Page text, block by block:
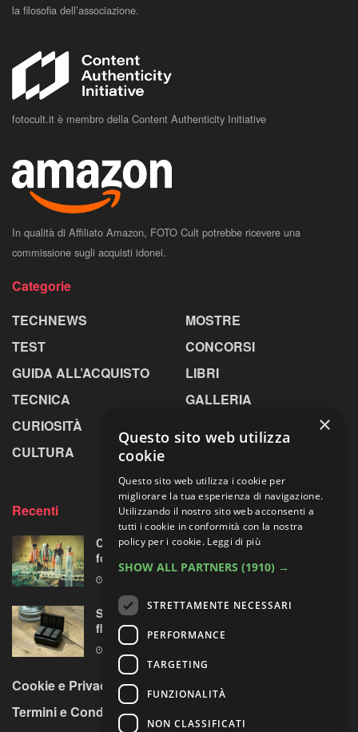
la filosofia dell’associazione.
fotocult.it è membro della Content Authenticity Initiative
In qualità di Affiliato Amazon, FOTO Cult potrebbe ricevere una
commissione sugli acquisti idonei.
Categorie
TECHNEWS
TEST
GUIDA ALL’ACQUISTO
TECNICA
CURIOSITÀ
CULTURA
MOSTRE
CONCORSI
LIBRI
GALLERIA
Recenti
Centosessantasette candeline per la mostra
fotografica più longeva al mondo
Sony prepara la “rivoluzione” audio 32-bit
float per le sue mirrorless Alpha?
Cookie e Privacy Policy
Termini e Condizioni
×
Questo sito web utilizza
cookie
Questo sito web utilizza i cookie per
migliorare la tua esperienza di navigazione.
Utilizzando il nostro sito web acconsenti a
tutti i cookie in conformità con la nostra
policy per i cookie. Leggi di più
SHOW ALL PARTNERS (1910) →
STRETTAMENTE NECESSARI
PERFORMANCE
TARGETING
FUNZIONALITÀ
NON CLASSIFICATI